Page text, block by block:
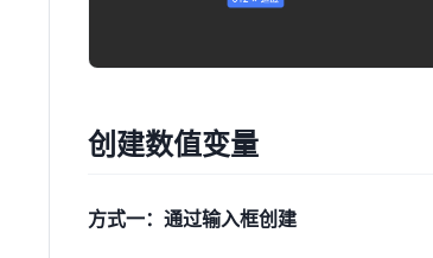
创建数值变量
方式一：通过输入框创建